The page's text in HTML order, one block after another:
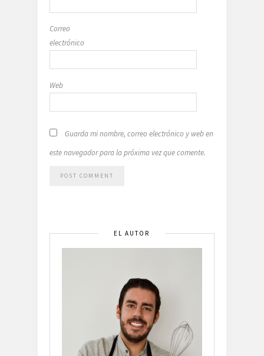
Correo
electrónico
Web
Guarda mi nombre, correo electrónico y web en
este navegador para la próxima vez que comente.
EL AUTOR